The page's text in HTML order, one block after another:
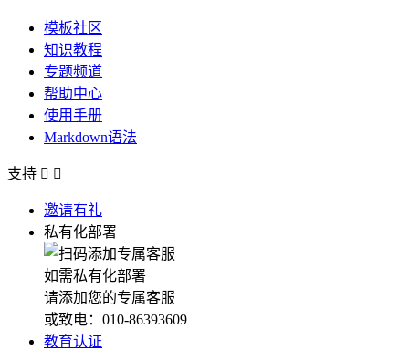
模板社区
知识教程
专题频道
帮助中心
使用手册
Markdown语法
支持  
邀请有礼
私有化部署
如需私有化部署
请添加您的专属客服
或致电：010-86393609
教育认证